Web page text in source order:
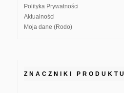
Polityka Prywatności
Aktualności
Moja dane (Rodo)
ZNACZNIKI PRODUKTU